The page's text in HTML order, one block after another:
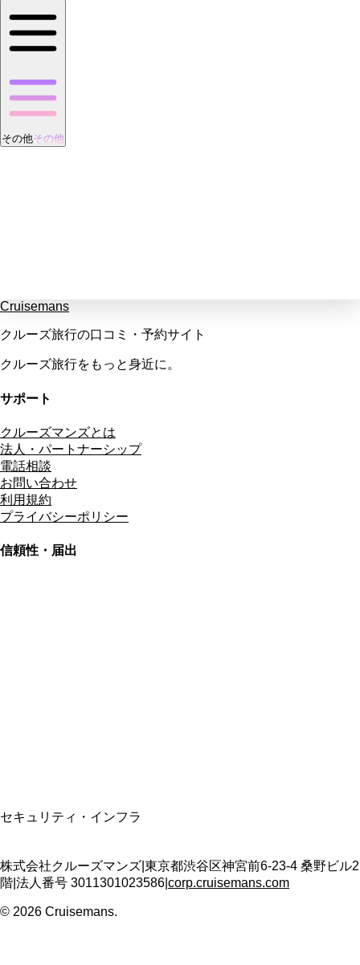
その他その他
Cruisemans
クルーズ旅行の口コミ・予約サイト
クルーズ旅行をもっと身近に。
サポート
クルーズマンズとは
法人・パートナーシップ
電話相談
お問い合わせ
利用規約
プライバシーポリシー
信頼性・届出
セキュリティ・インフラ
株式会社クルーズマンズ 東京都渋谷区神宮前6-23-4 桑野ビル2
階 法人番号 3011301023586 corp.cruisemans.com
© 2026 Cruisemans.